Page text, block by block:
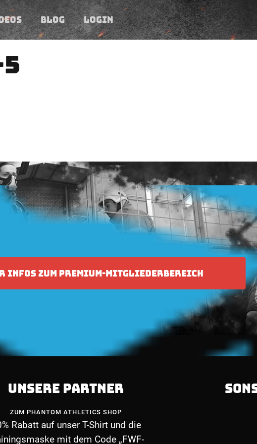
BLOG LOGIN
INFOS ZUM PREMIUM-MITGLIEDERBEREICH
UNSERE PARTNER
ZUM PHANTOM ATHLETICS SHOP
Rabatt auf unser T-Shirt und die
mit dem Code „FWF-